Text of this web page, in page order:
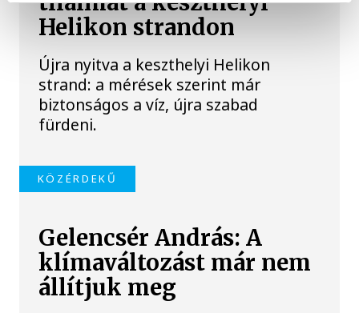
Helikon strandon
Újra nyitva a keszthelyi Helikon
strand: a mérések szerint már
biztonságos a víz, újra szabad
fürdeni.
KÖZÉRDEKŰ
Gelencsér András: A
klímaváltozást már nem
állítjuk meg